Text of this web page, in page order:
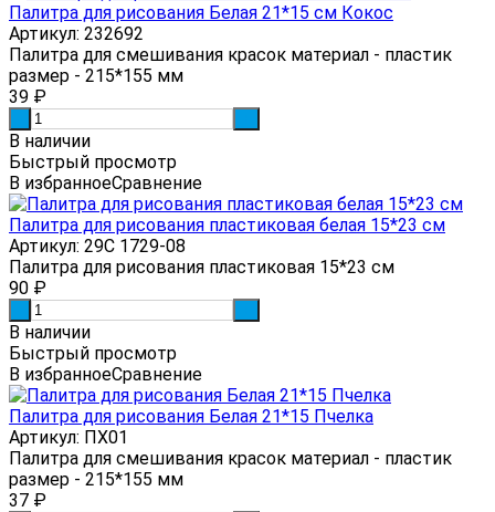
Палитра для рисования Белая 21*15 см Кокос
Артикул: 232692
Палитра для смешивания красок материал - пластик
размер - 215*155 мм
39 ₽
В наличии
Быстрый просмотр
В избранноеСравнение
Палитра для рисования пластиковая белая 15*23 см
Артикул: 29С 1729-08
Палитра для рисования пластиковая 15*23 см
90 ₽
В наличии
Быстрый просмотр
В избранноеСравнение
Палитра для рисования Белая 21*15 Пчелка
Артикул: ПХ01
Палитра для смешивания красок материал - пластик
размер - 215*155 мм
37 ₽